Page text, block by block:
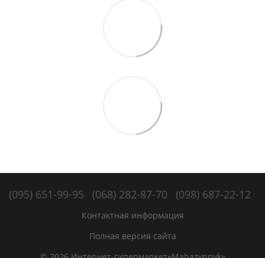
(095) 651-99-95 (068) 282-87-70 (098) 687-22-12
Контактная информация
Полная версия сайта